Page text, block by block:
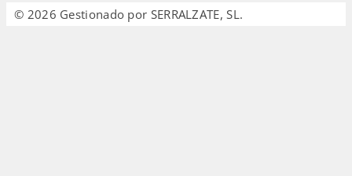
© 2026 Gestionado por SERRALZATE, SL.